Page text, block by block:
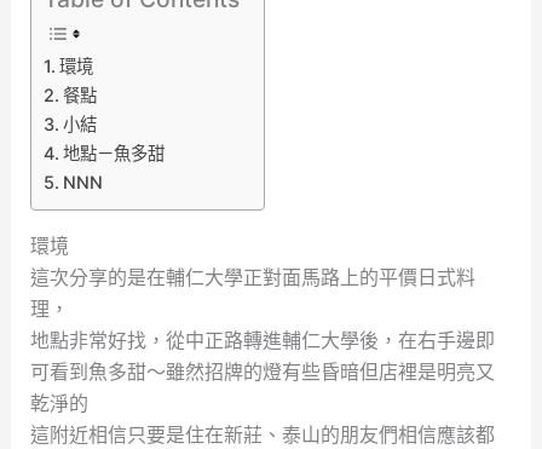
環境
餐點
小結
地點－魚多甜
NNN
環境
這次分享的是在輔仁大學正對面馬路上的平價日式料
理，
地點非常好找，從中正路轉進輔仁大學後，在右手邊即
可看到魚多甜～雖然招牌的燈有些昏暗但店裡是明亮又
乾淨的
這附近相信只要是住在新莊、泰山的朋友們相信應該都